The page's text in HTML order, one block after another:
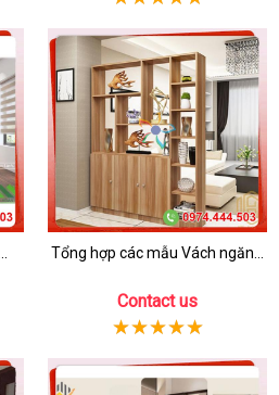
Tổng hợp các mẫu Vách ngăn...
Contact us